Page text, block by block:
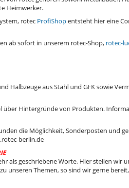
Heimwerker.
rotec ProfiShopentsteht hier eine
ab sofort in unserem rotec-Shop, rotec-
Halbzeuge aus Stahl und GFK sowie
über Hintergründe von Produkten.
die Möglichkeit, Sonderposten und
berlin.de
als geschriebene Worte. Hier stellen wir
unseren Themen, so sind wir gerne